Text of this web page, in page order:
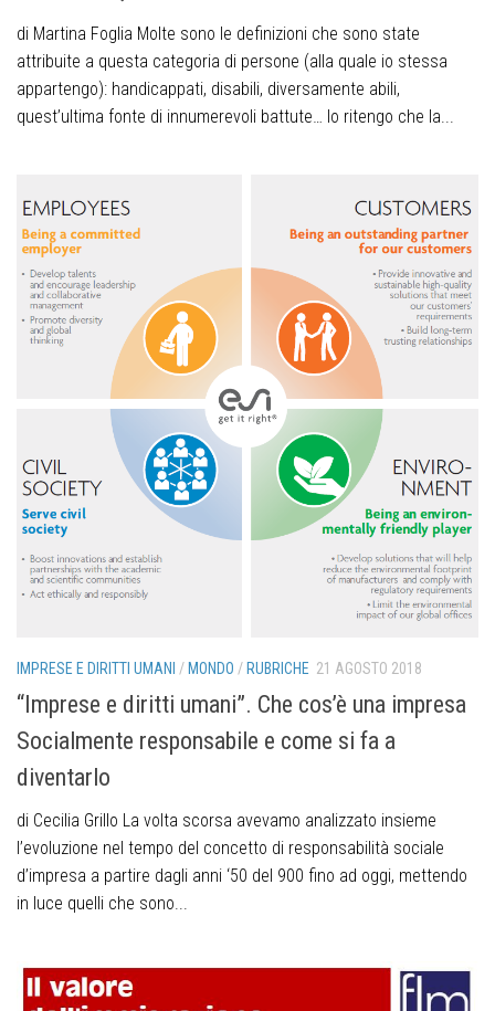
di Martina Foglia Molte sono le definizioni che sono state
attribuite a questa categoria di persone (alla quale io stessa
appartengo): handicappati, disabili, diversamente abili,
quest’ultima fonte di innumerevoli battute… Io ritengo che la...
IMPRESE E DIRITTI UMANI / MONDO / RUBRICHE 21 AGOSTO 2018
“Imprese e diritti umani”. Che cos’è una impresa
Socialmente responsabile e come si fa a
diventarlo
di Cecilia Grillo La volta scorsa avevamo analizzato insieme
l’evoluzione nel tempo del concetto di responsabilità sociale
d’impresa a partire dagli anni ‘50 del 900 fino ad oggi, mettendo
in luce quelli che sono...